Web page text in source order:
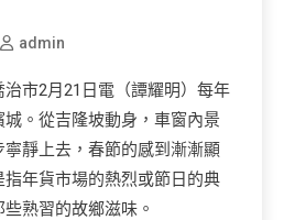
admin
市2月21日電（譚耀明）每年
。從吉隆坡動身，車窗內景
靜上去，春節的感到漸漸顯
年貨市場的熱烈或節日的典
熟習的故鄉滋味。